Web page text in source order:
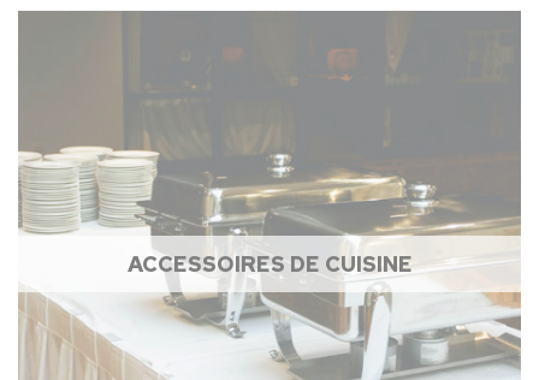
ACCESSOIRES DE CUISINE